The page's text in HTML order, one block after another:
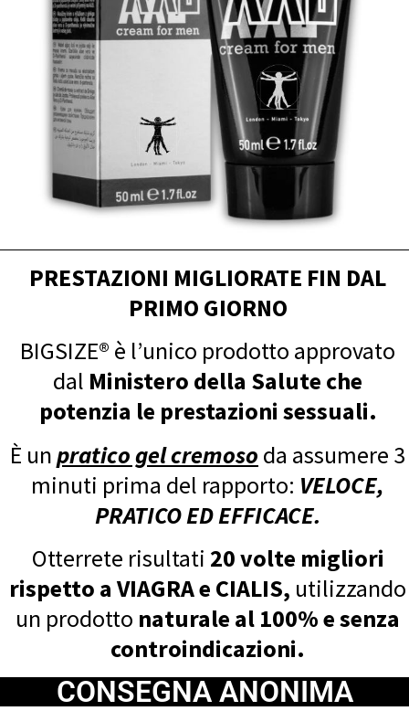
PRESTAZIONI MIGLIORATE FIN DAL
PRIMO GIORNO
BIGSIZE® è l’unico prodotto approvato
dal Ministero della Salute che
potenzia le prestazioni sessuali.
È unpratico gel cremoso da assumere 3
minuti prima del rapporto: VELOCE,
PRATICO ED EFFICACE.
Otterrete risultati 20 volte migliori
rispetto a VIAGRA e CIALIS, utilizzando
un prodotto naturale al 100% e senza
controindicazioni.
CONSEGNA ANONIMA